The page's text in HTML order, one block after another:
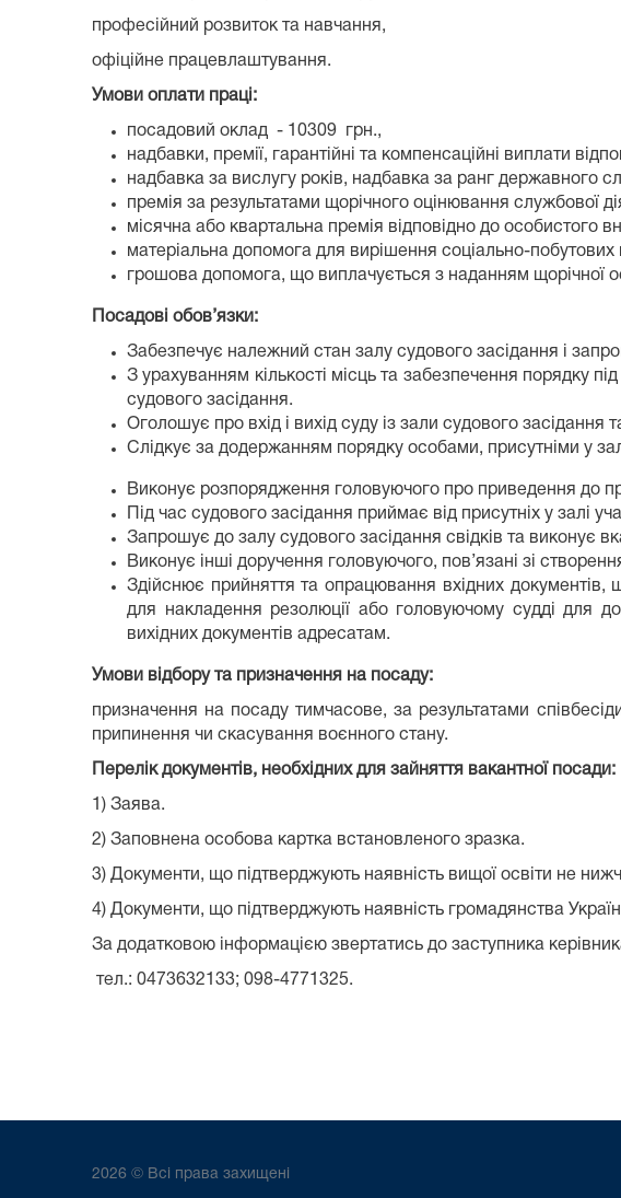
професійний розвиток та навчання,
офіційне працевлаштування.
Умови оплати праці:
посадовий оклад - 10309 грн.,
надбавки, премії, гарантійні та компенсаційні виплати
надбавка за вислугу років, надбавка за ранг державного
премія за результатами щорічного оцінювання службової
місячна або квартальна премія відповідно до особистого
матеріальна допомога для вирішення соціально-побутових
грошова допомога, що виплачується з наданням щорічної
Посадові обов’язки:
Забезпечує належний стан залу судового засідання і
З урахуванням кількості місць та забезпечення порядку
судового засідання.
Оголошує про вхід і вихід суду із зали судового засідання
Слідкує за додержанням порядку особами, присутніми у
Виконує розпорядження головуючого про приведення до
Під час судового засідання приймає від присутніх у залі
Запрошує до залу судового засідання свідків та виконує
Виконує інші доручення головуючого, пов’язані зі
Здійснює прийняття та опрацювання вхідних документів,
для накладення резолюції або головуючому судді для
вихідних документів адресатам.
Умови відбору та призначення на посаду:
призначення на посаду тимчасове, за результатами
припинення чи скасування воєнного стану.
Перелік документів, необхідних для зайняття вакантної посади:
1) Заява.
2) Заповнена особова картка встановленого зразка.
3) Документи, що підтверджують наявність вищої освіти не
4) Документи, що підтверджують наявність громадянства
За додатковою інформацією звертатись до заступника
тел.: 0473632133; 098-4771325.
2026 © Всі права захищені